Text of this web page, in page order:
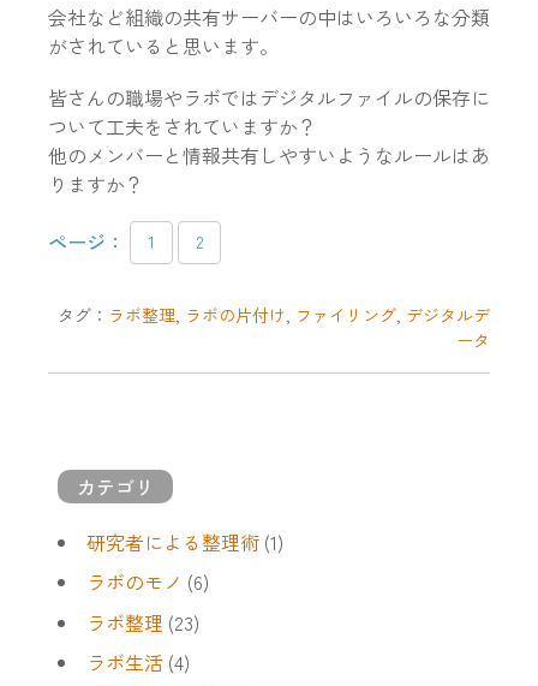
会社など組織の共有サーバーの中はいろいろな分類
がされていると思います。
皆さんの職場やラボではデジタルファイルの保存に
ついて工夫をされていますか？
他のメンバーと情報共有しやすいようなルールはあ
りますか？
ページ：
1 2
タグ： ラボ整理 ラボの片付け ファイリング デジタルデ
ータ
カテゴリ
研究者による整理術(1)
ラボのモノ (6)
ラボ整理 (23)
ラボ生活(4)